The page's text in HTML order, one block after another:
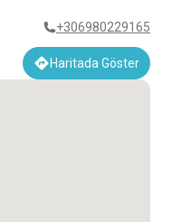
+306980229165
Haritada Göster